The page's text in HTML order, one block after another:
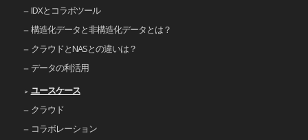
IDXとコラボツール
構造化データと非構造化データとは？
クラウドとNASとの違いは？
データの利活用
ユースケース
クラウド
コラボレーション